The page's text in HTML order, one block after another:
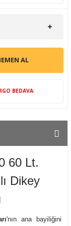
AL
BEDAVA
60 Lt.
Dikey
'nın ana bayiliğini